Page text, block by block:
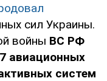
сил Украины.
войны ВС РФ
авиационных
систем